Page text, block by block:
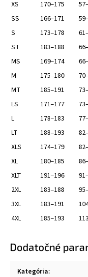
XS 170–175
SS
166–171
S
173–178
ST
183–188
MS
169–174
M
175–180
MT
185–191
LS
171–177
L
178–183
LT
188–193
XLS
174–179
XL
180–185
XLT
191–196
2XL
183–188
3XL
183–191
4XL
185–193
Dodatočné
Kategória: